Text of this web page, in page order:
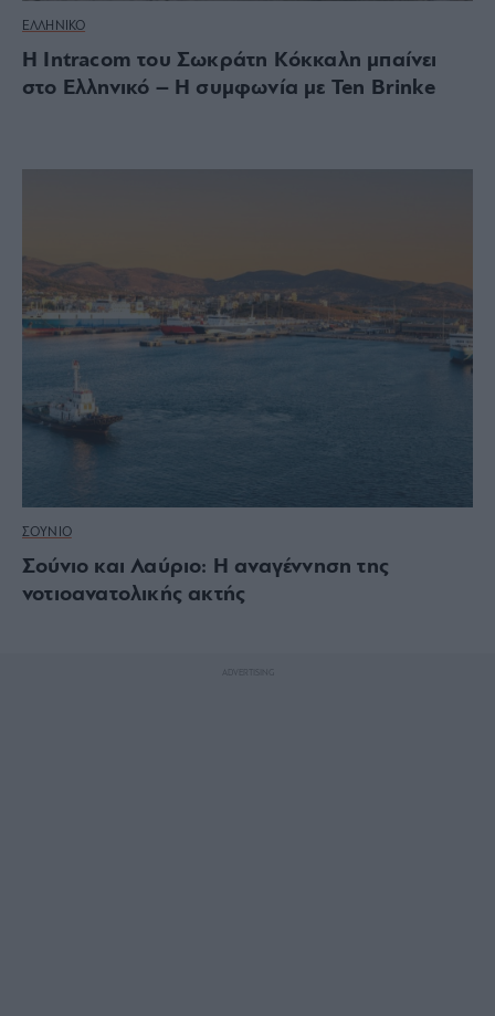
ΕΛΛΗΝΙΚΟ
Η Intracom του Σωκράτη Κόκκαλη μπαίνει
στο Ελληνικό – Η συμφωνία με Ten Brinke
ΣΟΥΝΙΟ
Σούνιο και Λαύριο: Η αναγέννηση της
νοτιοανατολικής ακτής